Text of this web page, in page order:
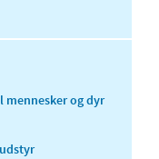
mennesker og dyr